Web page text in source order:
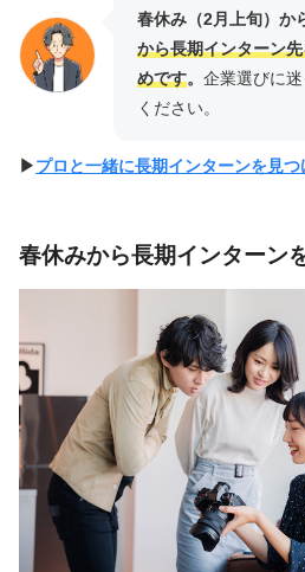
春休み（2月上旬）か
から長期インターン
めです。 企業選びに
ください。
▶︎プロと一緒に長期インターンを見つ
春休みから長期インターン